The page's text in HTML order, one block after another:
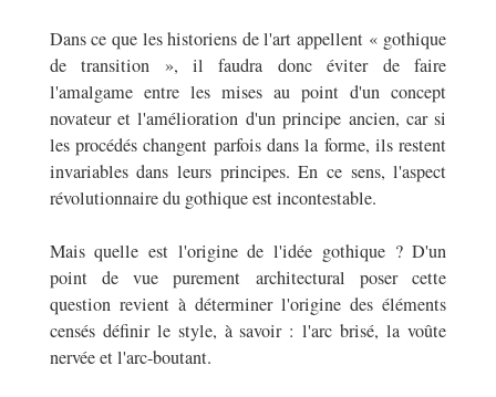
Dans ce que les historiens de l'art appellent « gothique
de transition », il faudra donc éviter de faire
l'amalgame entre les mises au point d'un concept
novateur et l'amélioration d'un principe ancien, car si
les procédés changent parfois dans la forme, ils restent
invariables dans leurs principes. En ce sens, l'aspect
révolutionnaire du gothique est incontestable.
Mais quelle est l'origine de l'idée gothique ? D'un
point de vue purement architectural poser cette
question revient à déterminer l'origine des éléments
censés définir le style, à savoir : l'arc brisé, la voûte
nervée et l'arc-boutant.